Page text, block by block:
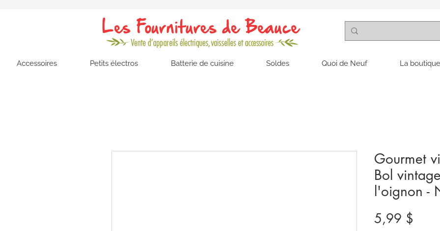
Accessoires Petits électros Batterie de cuisine Soldes Quoi de Neuf La
Gourmet
Bol
l'oignon -
5,99 $